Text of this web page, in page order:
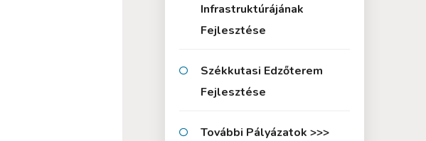
Infrastruktúrájának
Fejlesztése
Székkutasi Edzőterem
Fejlesztése
További Pályázatok >>>